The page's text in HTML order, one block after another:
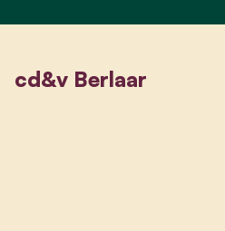
cd&v Berlaar